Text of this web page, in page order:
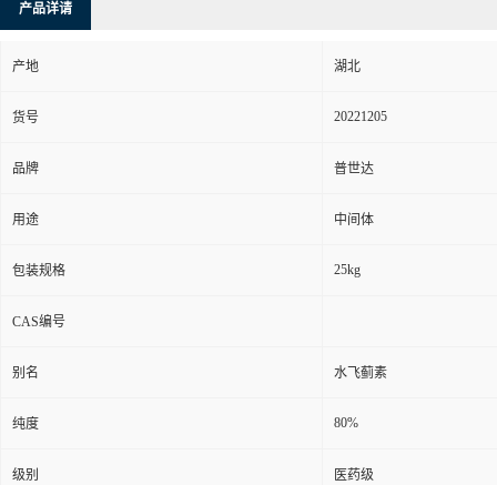
产品详请
产地 湖北
货号 20221205
品牌 普世达
用途 中间体
包装规格 25kg
CAS编号
别名 水飞蓟素
纯度 80%
级别 医药级